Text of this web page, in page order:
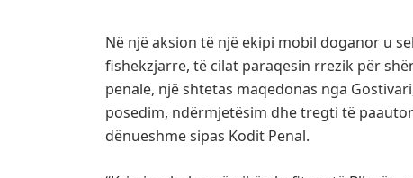
Në një aksion të një ekipi mobil doganor u
fishekzjarre, të cilat paraqesin rrezik për
penale, një shtetas maqedonas nga
posedim, ndërmjetësim dhe tregti të
dënueshme sipas Kodit Penal.